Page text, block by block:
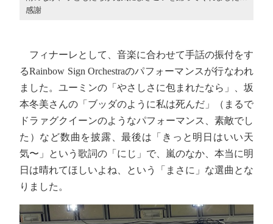
感謝
フィナーレとして、音楽に合わせて手話の振付をす
るRainbow Sign Orchestraのパフォーマンスが行なわれ
ました。ユーミンの「やさしさに包まれたなら」、坂
本冬美さんの「ブッダのように私は死んだ」（まるで
ドラァグクイーンのようなパフォーマンス、素敵でし
た）など数曲を披露、最後は「きっと明日はいい天
気〜」という歌詞の「にじ」で、嵐のなか、本当に明
日は晴れてほしいよね、という「まさに」な選曲とな
りました。